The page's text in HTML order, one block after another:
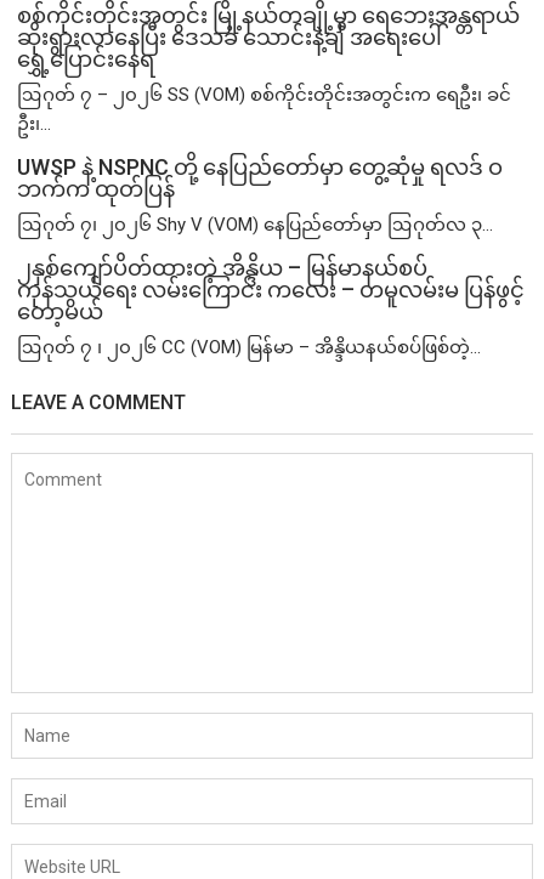
စစ်ကိုင်းတိုင်းအတွင်း မြို့နယ်တချို့မှာ ရေဘေးအန္တရာယ်
ဆိုးရွားလာနေပြီး ဒေသခံ သောင်းနဲ့ချီ အရေးပေါ်
ရွှေ့ပြောင်းနေရ
ဩဂုတ် ၇ – ၂၀၂၆ SS (VOM) စစ်ကိုင်းတိုင်းအတွင်းက ရေဦး၊ ခင်
ဦး၊...
UWSP နဲ့ NSPNC တို့ နေပြည်တော်မှာ တွေ့ဆုံမှု ရလဒ် ဝ
ဘက်က ထုတ်ပြန်
ဩဂုတ် ၇၊ ၂၀၂၆ Shy V (VOM) နေပြည်တော်မှာ ဩဂုတ်လ ၃...
၂နှစ်​ကျော်ပိတ်ထားတဲ့ အိန္ဒိယ – မြန်မာနယ်စပ်
ကုန်သွယ်ရေး လမ်းကြောင်း ကလေး – တမူလမ်းမ ပြန်ဖွင့်
တော့မယ်
ဩဂုတ် ၇ ၊ ၂၀၂၆ CC (VOM) မြန်မာ – အိန္ဒိယနယ်စပ်ဖြစ်တဲ့...
LEAVE A COMMENT